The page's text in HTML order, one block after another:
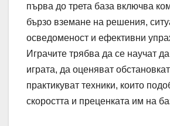
първа до трета база включва
бързо вземане на решения,
осведоменост и ефективни
Играчите трябва да се научат да
играта, да оценяват
практикуват техники, които
скоростта и преценката им на